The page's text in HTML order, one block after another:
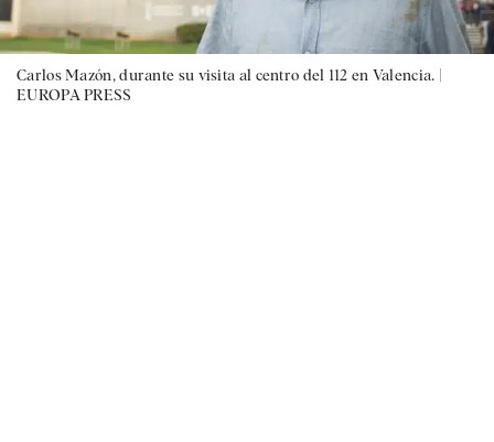
Carlos Mazón, durante su visita al centro del 112 en Valencia. |
EUROPA PRESS